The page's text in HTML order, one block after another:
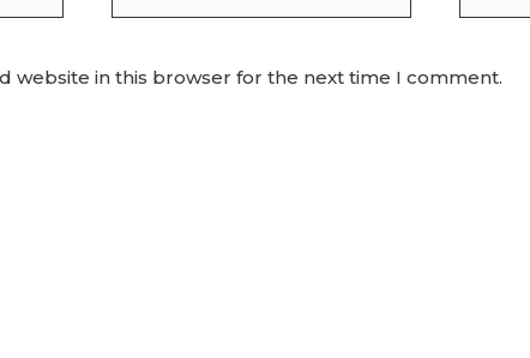
website in this browser for the next time I comment.